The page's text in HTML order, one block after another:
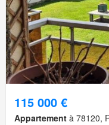
115 000 €
Appartement à 78120,